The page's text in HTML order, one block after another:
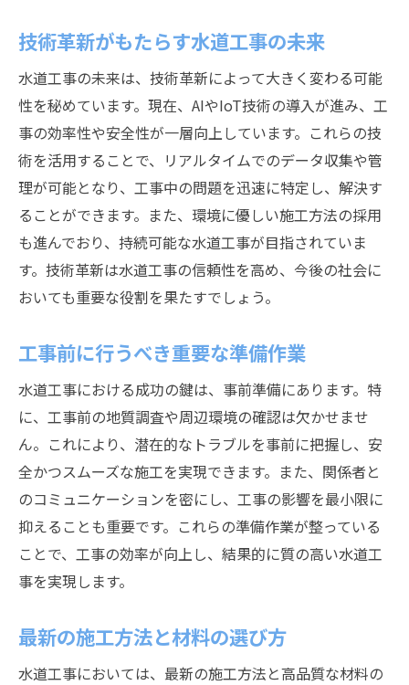
技術革新がもたらす水道工事の未来
水道工事の未来は、技術革新によって大きく変わる可能
性を秘めています。現在、AIやIoT技術の導入が進み、工
事の効率性や安全性が一層向上しています。これらの技
術を活用することで、リアルタイムでのデータ収集や管
理が可能となり、工事中の問題を迅速に特定し、解決す
ることができます。また、環境に優しい施工方法の採用
も進んでおり、持続可能な水道工事が目指されていま
す。技術革新は水道工事の信頼性を高め、今後の社会に
おいても重要な役割を果たすでしょう。
工事前に行うべき重要な準備作業
水道工事における成功の鍵は、事前準備にあります。特
に、工事前の地質調査や周辺環境の確認は欠かせませ
ん。これにより、潜在的なトラブルを事前に把握し、安
全かつスムーズな施工を実現できます。また、関係者と
のコミュニケーションを密にし、工事の影響を最小限に
抑えることも重要です。これらの準備作業が整っている
ことで、工事の効率が向上し、結果的に質の高い水道工
事を実現します。
最新の施工方法と材料の選び方
水道工事においては、最新の施工方法と高品質な材料の